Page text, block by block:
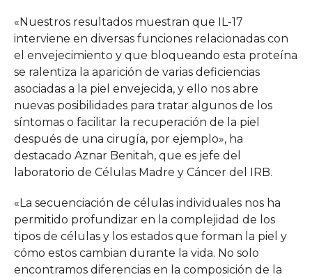
«Nuestros resultados muestran que IL-17
interviene en diversas funciones relacionadas con
el envejecimiento y que bloqueando esta proteína
se ralentiza la aparición de varias deficiencias
asociadas a la piel envejecida, y ello nos abre
nuevas posibilidades para tratar algunos de los
síntomas o facilitar la recuperación de la piel
después de una cirugía, por ejemplo», ha
destacado Aznar Benitah, que es jefe del
laboratorio de Células Madre y Cáncer del IRB.
«La secuenciación de células individuales nos ha
permitido profundizar en la complejidad de los
tipos de células y los estados que forman la piel y
cómo estos cambian durante la vida. No solo
encontramos diferencias en la composición de la